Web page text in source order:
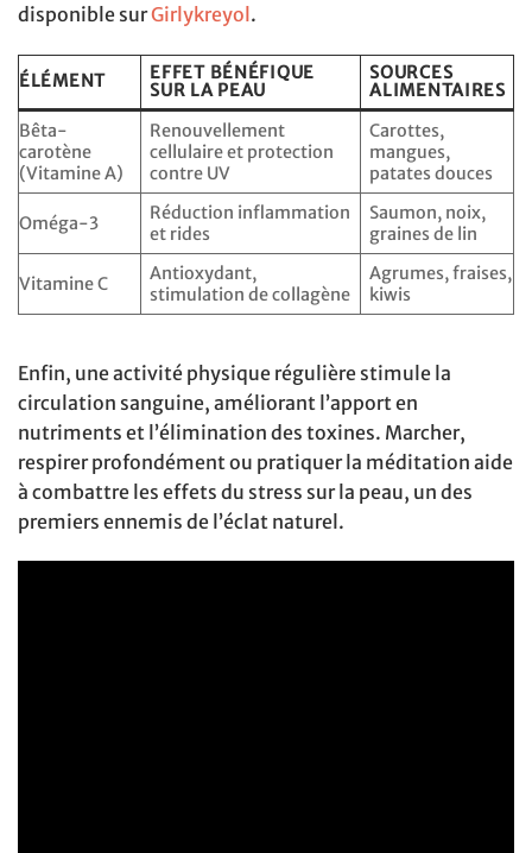
disponible surGirlykreyol .
ÉLÉMENT
EFFET BÉNÉFIQUE
SUR LA PEAU
SOURCES
ALIMENTAIRES
Bêta-
carotène
(Vitamine A)
Renouvellement
cellulaire et protection
contre UV
Carottes,
mangues,
patates douces
Oméga-3
Réduction inflammation
et rides
Saumon, noix,
graines de lin
Vitamine C
Antioxydant,
stimulation de collagène
Agrumes, fraises,
kiwis
Enfin, une activité physique régulière stimule la
circulation sanguine, améliorant l’apport en
nutriments et l’élimination des toxines. Marcher,
respirer profondément ou pratiquer la méditation aide
à combattre les effets du stress sur la peau, un des
premiers ennemis de l’éclat naturel.